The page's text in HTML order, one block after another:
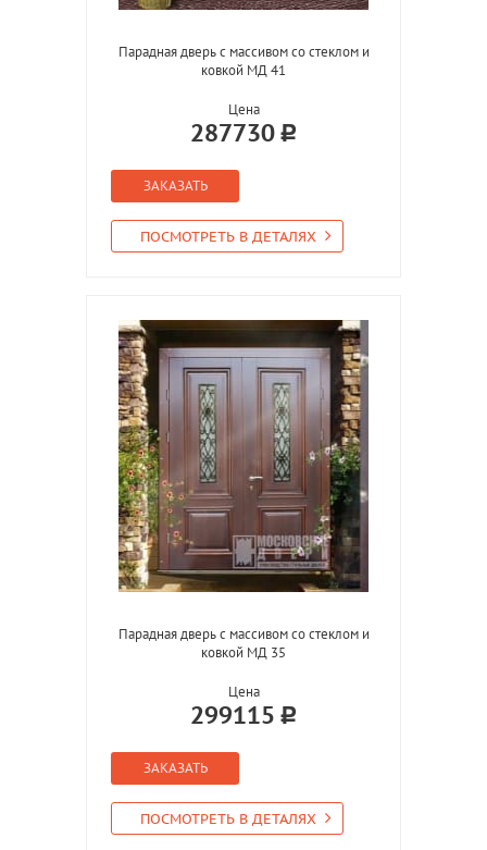
Парадная дверь с массивом со стеклом и
ковкой МД 41
Цена
287730
ЗАКАЗАТЬ
ПОСМОТРЕТЬ В ДЕТАЛЯХ
Парадная дверь с массивом со стеклом и
ковкой МД 35
Цена
299115
ЗАКАЗАТЬ
ПОСМОТРЕТЬ В ДЕТАЛЯХ